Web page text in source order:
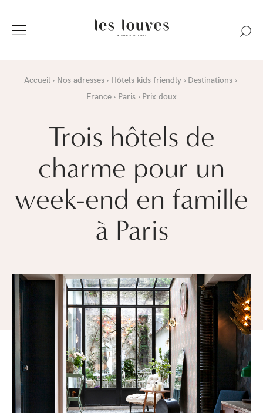
Accueil Nos adresses Hôtels kids friendly Destinations
France
Paris Prix doux
Trois hôtels de
charme pour un
week-end en famille
à Paris